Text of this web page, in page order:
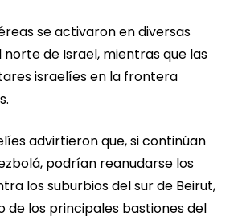
se activaron en diversas
de Israel, mientras que las
israelíes en la frontera
advirtieron que, si continúan
podrían reanudarse los
los suburbios del sur de Beirut,
de los principales bastiones del